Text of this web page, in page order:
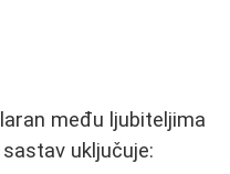
među ljubiteljima
uključuje: